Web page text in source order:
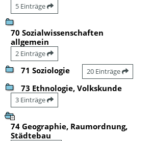
5 Einträge
70 Sozialwissenschaften
allgemein
2 Einträge
71 Soziologie 20 Einträge
73 Ethnologie, Volkskunde
3 Einträge
74 Geographie, Raumordnung,
Städtebau